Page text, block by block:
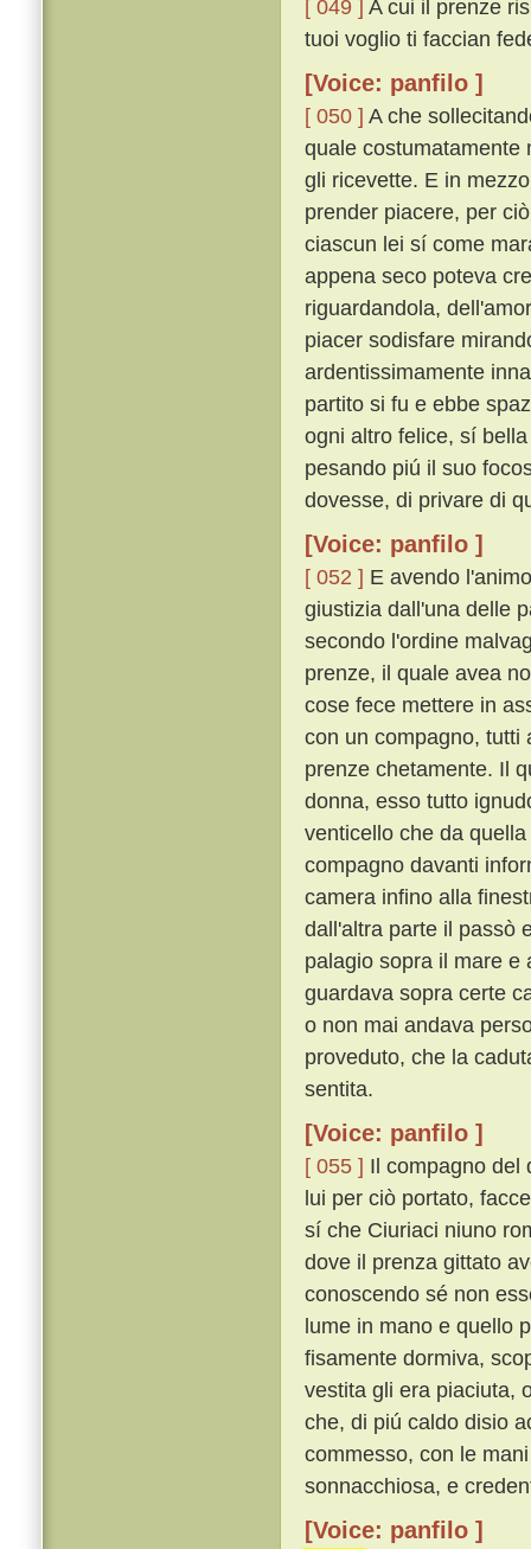
[ 049 ] A cui il prenze
tuoi voglio ti faccian
[Voice: panfilo ]
[ 050 ] A che
quale costumatamente
gli ricevette. E in
prender piacere, per
ciascun lei sí come
appena seco poteva
riguardandola,
piacer sodisfare
ardentissimamente
partito si fu e ebbe
ogni altro felice, sí
pesando piú il suo
dovesse, di privare di
[Voice: panfilo ]
[ 052 ] E avendo
giustizia dall'una delle
secondo l'ordine
prenze, il quale avea
cose fece mettere in
con un compagno, tutti
prenze chetamente. Il
donna, esso tutto
venticello che da
compagno davanti
camera infino alla
dall'altra parte il passò
palagio sopra il mare e
guardava sopra certe
o non mai andava
proveduto, che la
sentita.
[Voice: panfilo ]
[ 055 ] Il compagno del
lui per ciò portato,
sí che Ciuriaci niuno
dove il prenza gittato
conoscendo sé non
lume in mano e quello
fisamente dormiva,
vestita gli era piaciuta,
che, di piú caldo disio
commesso, con le
sonnacchiosa, e
[Voice: panfilo ]